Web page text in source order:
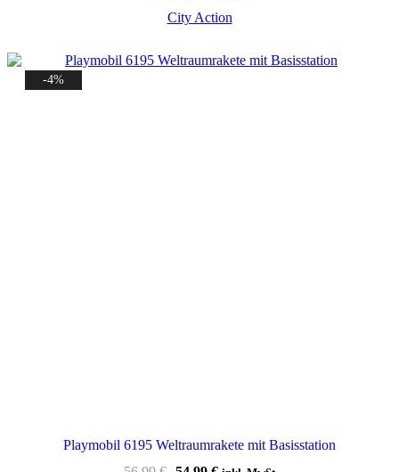
City Action
-4%
Playmobil 6195 Weltraumrakete mit Basisstation